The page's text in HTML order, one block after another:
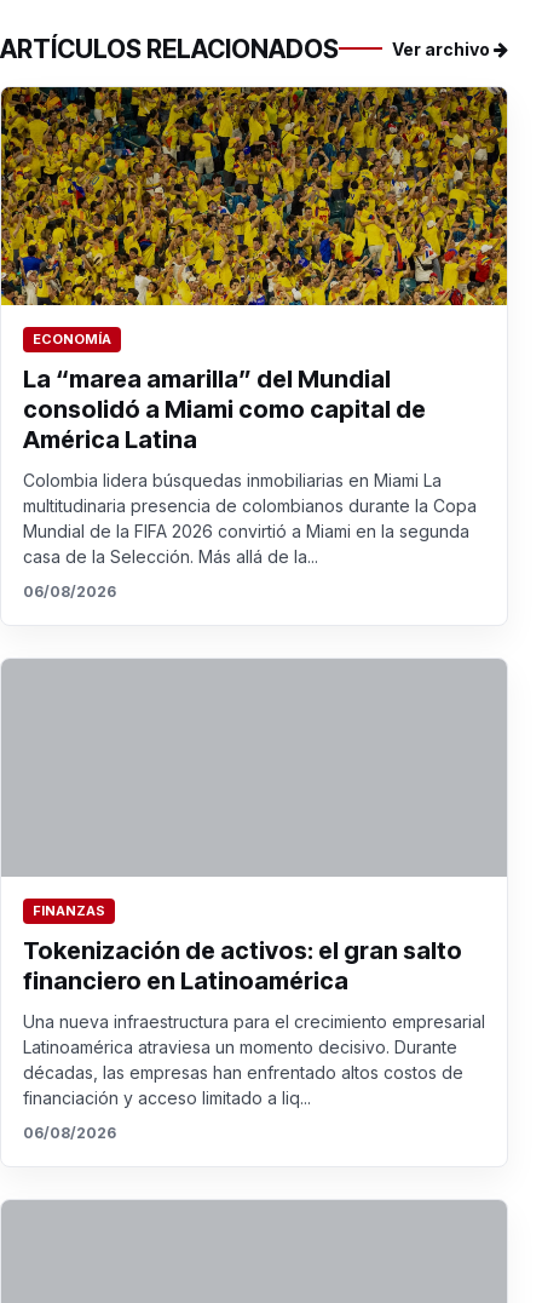
ARTÍCULOS RELACIONADOS Ver archivo
ECONOMÍA
La “marea amarilla” del Mundial
consolidó a Miami como capital de
América Latina
Colombia lidera búsquedas inmobiliarias en Miami La
multitudinaria presencia de colombianos durante la Copa
Mundial de la FIFA 2026 convirtió a Miami en la segunda
casa de la Selección. Más allá de la...
06/08/2026
FINANZAS
Tokenización de activos: el gran salto
financiero en Latinoamérica
Una nueva infraestructura para el crecimiento empresarial
Latinoamérica atraviesa un momento decisivo. Durante
décadas, las empresas han enfrentado altos costos de
financiación y acceso limitado a liq...
06/08/2026